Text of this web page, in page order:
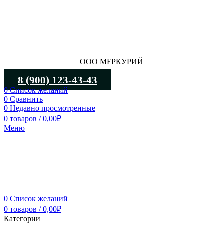
ООО МЕРКУРИЙ
8 (900) 123-43-43
0Список желаний
0 Сравнить
0 Недавно просмотренные
0 товаров / 0,00₽
Меню
0 Список желаний
0 товаров / 0,00₽
Категории